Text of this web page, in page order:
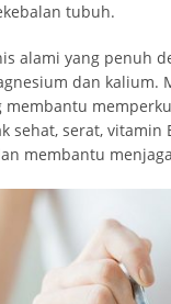
tubuh.
alami yang penuh
dan kalium.
sehat, serat,
membantu